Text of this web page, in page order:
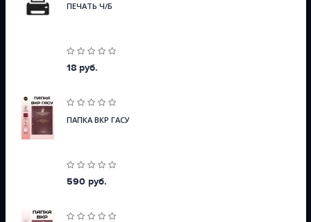
ПЕЧАТЬ Ч/Б
18 руб.
ПАПКА ВКР ГАСУ
590 руб.